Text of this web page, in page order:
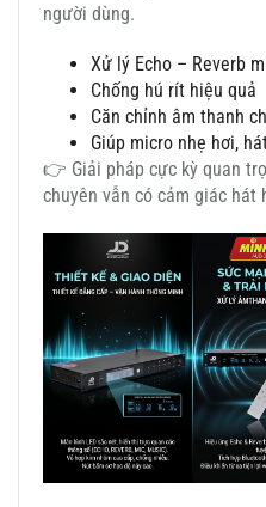
người dùng.
Xử lý Echo – Reverb
Chống hú rít hiệu quả
Căn chỉnh âm thanh
Giúp micro nhẹ hơi,
👉 Giải pháp cực kỳ quan
chuyên vẫn có cảm giác hát